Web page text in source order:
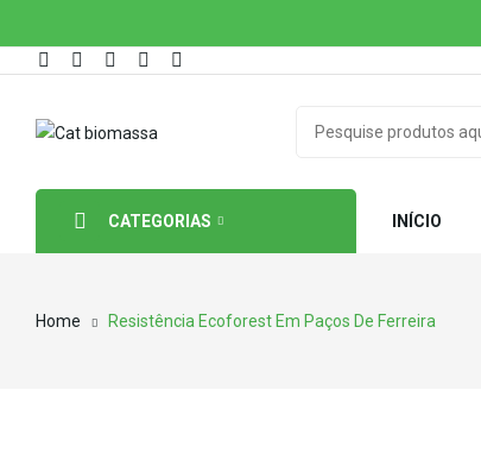
CATEGORIAS INÍCIO
Home Resistência Ecoforest Em Paços De Ferreira